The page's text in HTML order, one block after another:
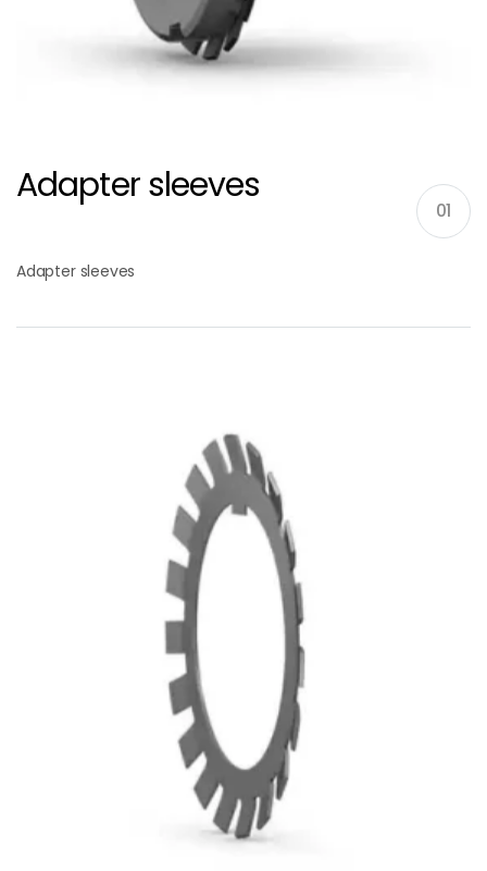
Adapter sleeves
01
Adapter sleeves